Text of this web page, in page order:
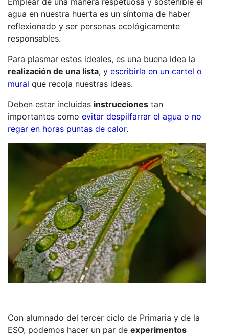
agua en nuestra huerta es un síntoma de haber
reflexionado y ser personas ecológicamente
responsables.
Para plasmar estos ideales, es una buena idea la
realización de una lista, y escribirla en un cartel o
mural que recoja nuestras ideas.
Deben estar incluidas instrucciones tan
importantes como evitar despilfarrar el agua o no
regar en horas puntas de calor.
Con alumnado del tercer ciclo de Primaria y de la
ESO, podemos hacer un par de experimentos